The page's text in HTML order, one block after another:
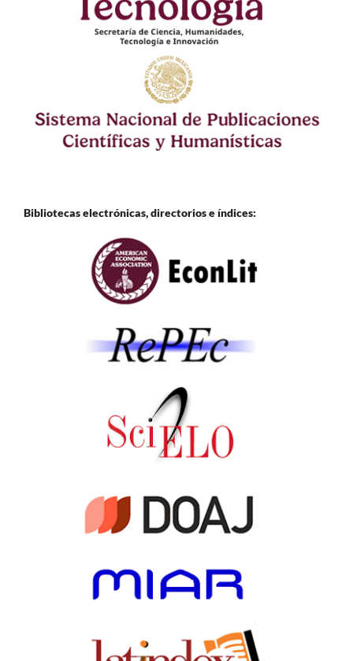
Bibliotecas electrónicas, directorios e índices: